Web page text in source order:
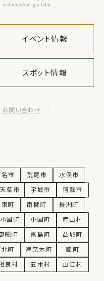
イベント情報
スポット情報
お問い合わせ
市 荒尾市
水俣市
天草市 宇城市
阿蘇市
町 南関町
長洲町
国町 小国町
産山村
船町 嘉島町
益城町
町 津奈木町
錦町
良村 五木村
山江村